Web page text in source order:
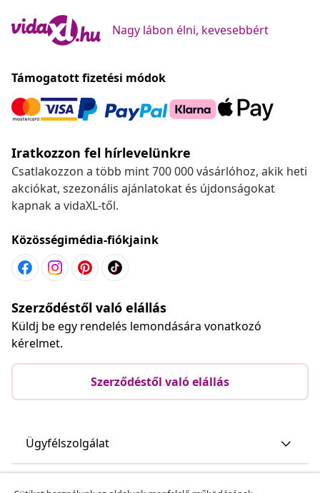
Nagy lábon élni, kevesebbért
Támogatott fizetési módok
Iratkozzon fel hírlevelünkre
Csatlakozzon a több mint 700 000 vásárlóhoz, akik heti
akciókat, szezonális ajánlatokat és újdonságokat
kapnak a vidaXL-től.
Közösségimédia-fiókjaink
Szerződéstől való elállás
Küldj be egy rendelés lemondására vonatkozó
kérelmet.
Szerződéstől való elállás
Ügyfélszolgálat